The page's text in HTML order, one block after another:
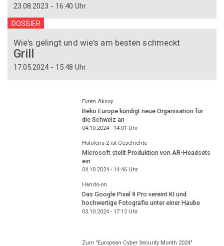
23.08.2023 - 16:40 Uhr
DOSSIER
Wie's gelingt und wie's am besten schmeckt
Grill
17.05.2024 - 15:48 Uhr
Evren Aksoy
Beko Europe kündigt neue Organisation für
die Schweiz an
04.10.2024 - 14:01 Uhr
Hololens 2 ist Geschichte
Microsoft stellt Produktion von AR-Headsets
ein
04.10.2024 - 14:46Uhr
Hands-on
Das Google Pixel 9 Pro vereint KI und
hochwertige Fotografie unter einer Haube
03.10.2024 - 17:12Uhr
Zum "European Cyber Security Month 2024"